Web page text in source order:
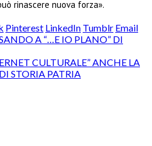
rinascere nuova forza».
Pinterest LinkedIn Tumblr Email
A “…E IO PLANO” DI
CULTURALE” ANCHE LA
STORIA PATRIA